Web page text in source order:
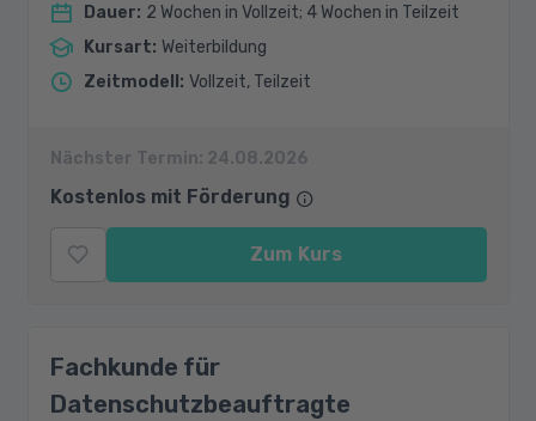
Dauer: 2 Wochen in Vollzeit; 4 Wochen in Teilzeit
Kursart: Weiterbildung
Zeitmodell : Vollzeit, Teilzeit
Nächster Termin: 24.08.2026
Kostenlos mit Förderung
Zum Kurs
Fachkunde für
Datenschutzbeauftragte